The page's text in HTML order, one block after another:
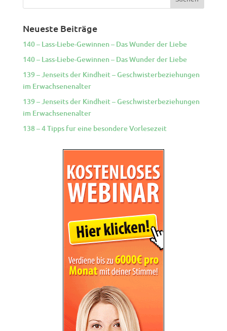
Neueste Beiträge
140 – Lass-Liebe-Gewinnen – Das Wunder der Liebe
140 – Lass-Liebe-Gewinnen – Das Wunder der Liebe
139 – Jenseits der Kindheit – Geschwisterbeziehungen
im Erwachsenenalter
139 – Jenseits der Kindheit – Geschwisterbeziehungen
im Erwachsenenalter
138 – 4 Tipps fur eine besondere Vorlesezeit